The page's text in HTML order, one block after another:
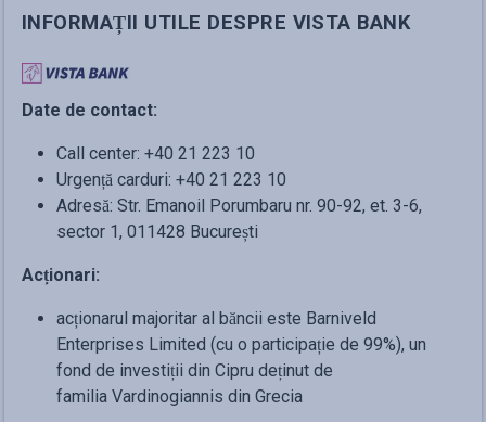
INFORMAȚII UTILE DESPRE VISTA BANK
Date de contact:
Call center: +40 21 223 10
Urgență carduri: +40 21 223 10
Adresă: Str. Emanoil Porumbaru nr. 90-92, et. 3-6,
sector 1, 011428 București
Acționari:
acționarul majoritar al băncii este Barniveld
Enterprises Limited (cu o participație de 99%), un
fond de investiții din Cipru deținut de
familia Vardinogiannis din Grecia